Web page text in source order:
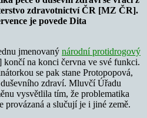
zdravotnictví ČR [MZ ČR].
je povede Dita
jmenovaný národní protidrogový
končí na konci června ve své funkci.
se pak stane Protopopová,
zdraví. Mluvčí Úřadu
vysvětlila tím, že problematika
provázaná a slučují je i jiné země.